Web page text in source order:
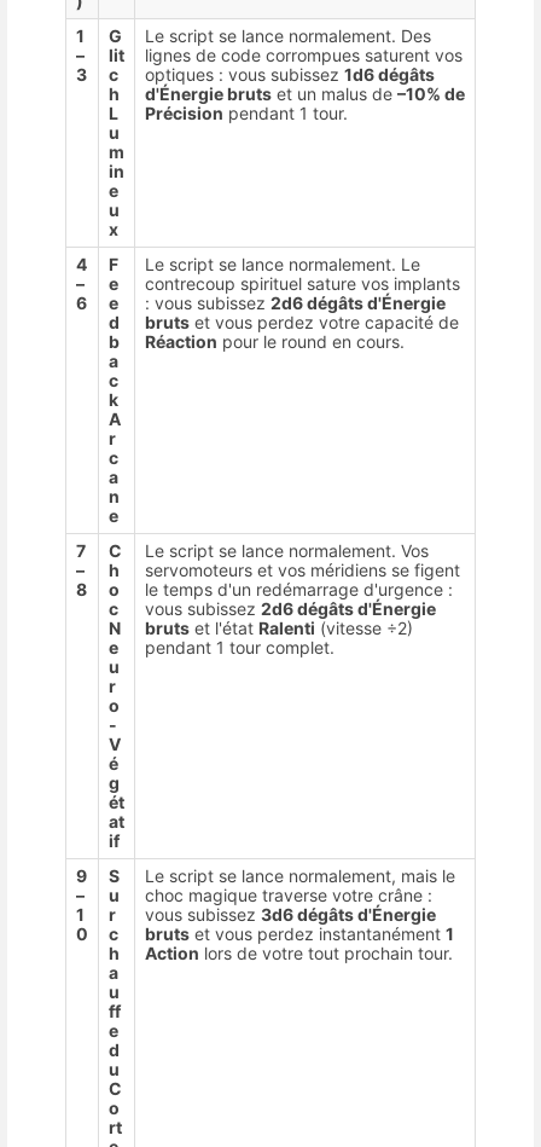
1
–
3
G
lit
c
h
L
u
m
in
e
u
x
Le script se lance normalement. Des
lignes de code corrompues saturent vos
optiques : vous subissez 1d6 dégâts
d'Énergie bruts et un malus de –10% de
Précision pendant 1 tour.
4
–
6
F
e
e
d
b
a
c
k
A
r
c
a
n
e
Le script se lance normalement. Le
contrecoup spirituel sature vos implants
: vous subissez 2d6 dégâts d'Énergie
bruts et vous perdez votre capacité de
Réaction pour le round en cours.
7
–
8
C
h
o
c
N
e
u
r
o
-
V
é
g
ét
at
if
Le script se lance normalement. Vos
servomoteurs et vos méridiens se figent
le temps d'un redémarrage d'urgence :
vous subissez 2d6 dégâts d'Énergie
bruts et l'état Ralenti (vitesse ÷2)
pendant 1 tour complet.
9
–
1
0
S
u
r
c
h
a
u
ff
e
d
u
C
o
rt
Le script se lance normalement, mais le
choc magique traverse votre crâne :
vous subissez 3d6 dégâts d'Énergie
bruts et vous perdez instantanément 1
Action lors de votre tout prochain tour.